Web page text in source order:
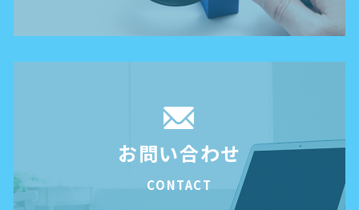
お問い合わせ
CONTACT